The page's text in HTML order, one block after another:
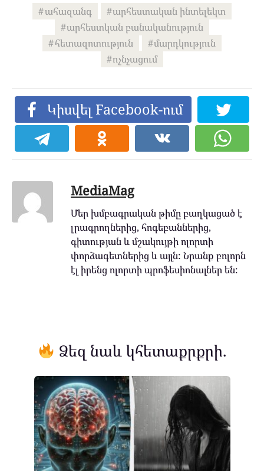
ահազանգ
արհեստական ինտելեկտ
արհեստկան բանականություն
հետազոտություն
մարդկություն
ոչնչացում
Կիսվել Facebook-ում
MediaMag
Մեր խմբագրական թիմը բաղկացած է
լրագրողներից, հոգեբաններից,
գիտության և մշակույթի ոլորտի
փորձագետներից և այլն: Նրանք բոլորն
էլ իրենց ոլորտի պրոֆեսիոնալներ են:
Ձեզ նաև կհետաքրքրի.